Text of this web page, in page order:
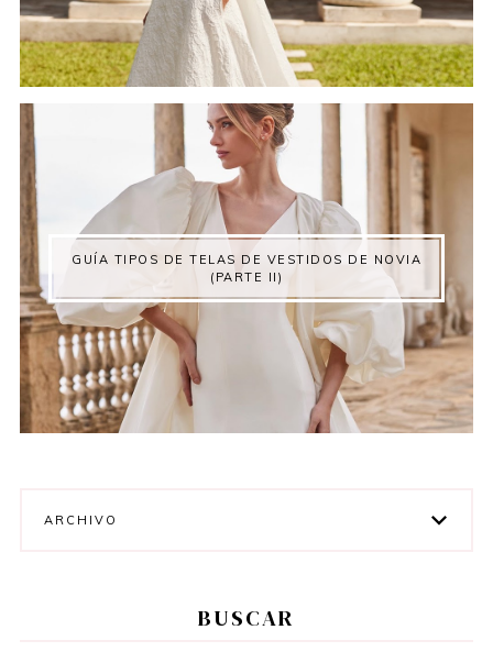
GUÍA TIPOS DE TELAS DE VESTIDOS DE NOVIA
(PARTE II)
ARCHIVO
BUSCAR